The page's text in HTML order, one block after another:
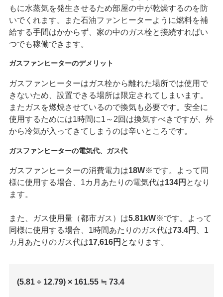
もに水蒸気を発生させるため部屋の中が乾燥するのを防
いでくれます。また石油ファンヒーターように燃料を補
給する手間はかからず、家の中のガス栓と接続すればい
つでも稼働できます。
ガスファンヒーターのデメリット
ガスファンヒーターはガス栓から離れた場所では使用で
きないため、設置できる場所は限定されてしまいます。
またガスを燃焼させているので換気も必要です。安全に
使用するためには1時間に1～2回は換気すべきですが、外
から冷気が入ってきてしまうのは辛いところです。
ガスファンヒーターの電気代、ガス代
ガスファンヒーターの消費電力は18W※です。よって同
様に使用する場合、1カ月あたりの電気代は134円 となり
ます。
また、ガス使用量（都市ガス）は5.81kW※です。よって
同様に使用する場合、1時間あたりのガス代は73.4円
、1
カ月あたりのガス代は17,616円 となります。
(5.81 ÷ 12.79) × 161.55 ≒ 73.4